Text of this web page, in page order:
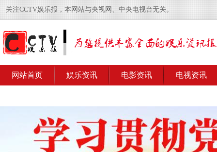
关注CCTV娱乐报，本网站与央视网、中央电视台无关。
网站首页 娱乐资讯 电影资讯 电视资讯